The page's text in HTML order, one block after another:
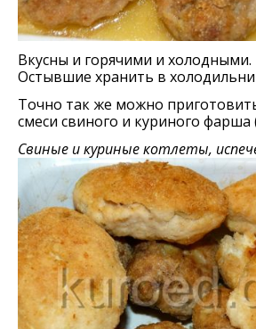
Вкусны и горячими и холодными.
Остывшие хранить в
Точно так же можно
смеси свиного и куриного фарша
Свиные и куриные котлеты,